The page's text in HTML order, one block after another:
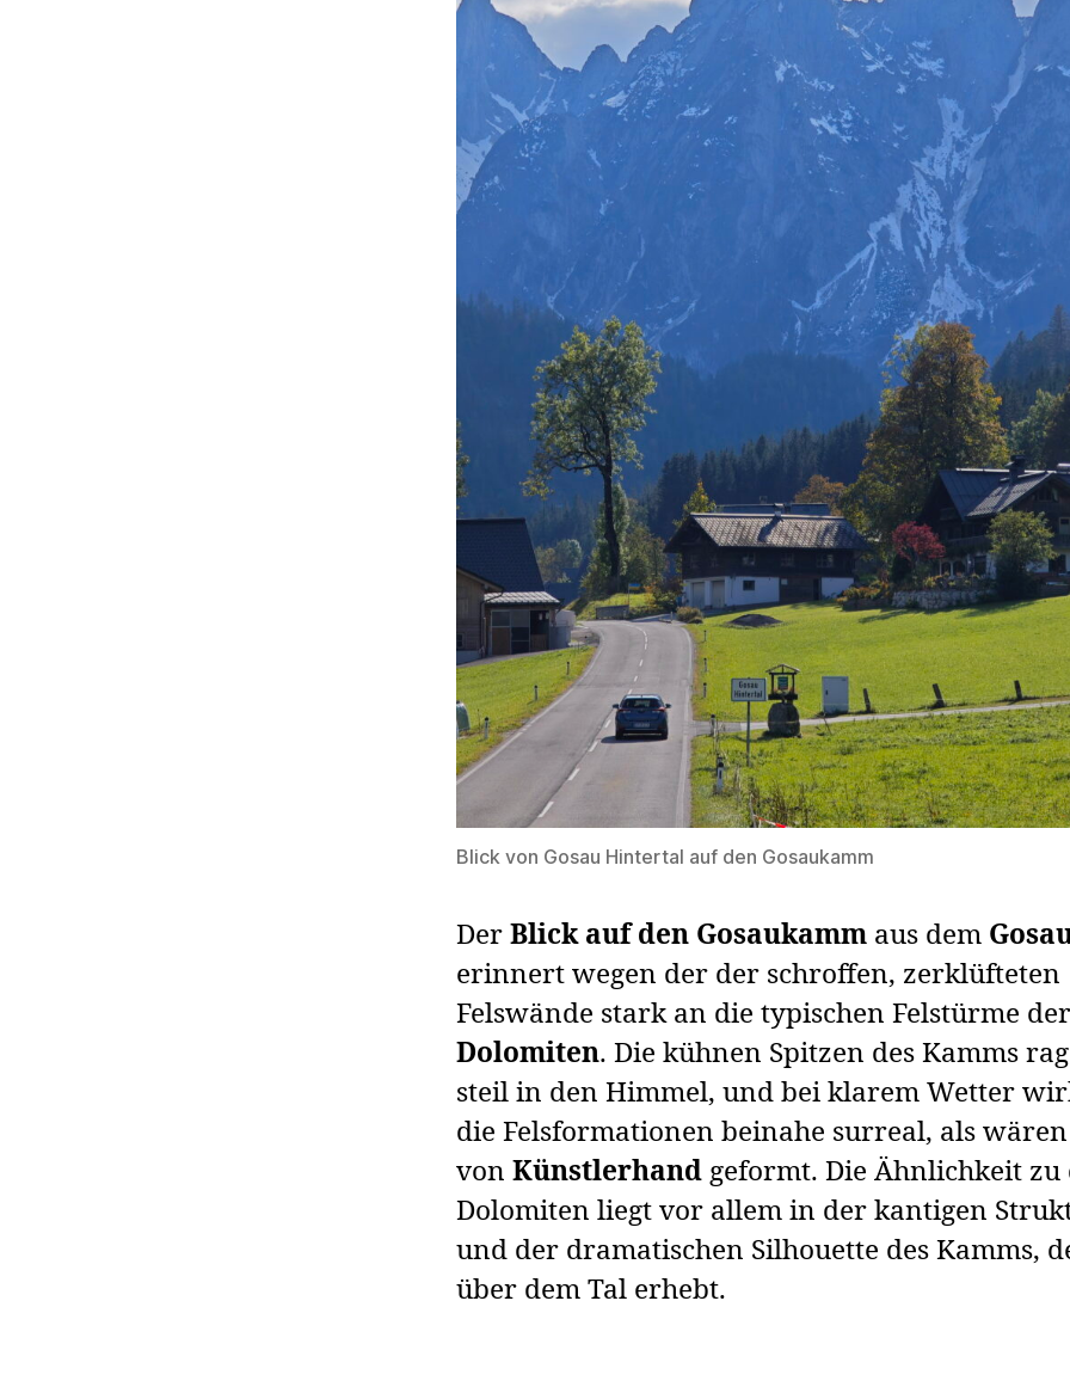
Blick von Gosau Hintertal auf den Gosaukamm
Der Blick auf den Gosaukamm aus dem
erinnert wegen der der schroffen, zerklüfteten
Felswände stark an die typischen Felstürme der
Dolomiten. Die kühnen Spitzen des Kamms
steil in den Himmel, und bei klarem Wetter
die Felsformationen beinahe surreal, als
von Künstlerhand geformt. Die Ähnlichkeit zu
Dolomiten liegt vor allem in der kantigen
und der dramatischen Silhouette des Kamms,
über dem Tal erhebt.